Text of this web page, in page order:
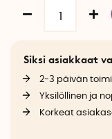
Siksi asiakkaat
2-3 päivän
Yksilöllinen ja
Korkeat